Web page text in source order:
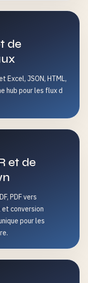
de
Excel, JSON, HTML,
hub pour les flux d
et de
PDF vers
et conversion
pour les